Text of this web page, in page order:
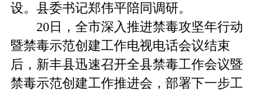
设。县委书记郑伟平陪同调研。
20日，全市深入推进禁毒攻坚年行动
暨禁毒示范创建工作电视电话会议结束
后，新丰县迅速召开全县禁毒工作会议暨
禁毒示范创建工作推进会，部署下一步工